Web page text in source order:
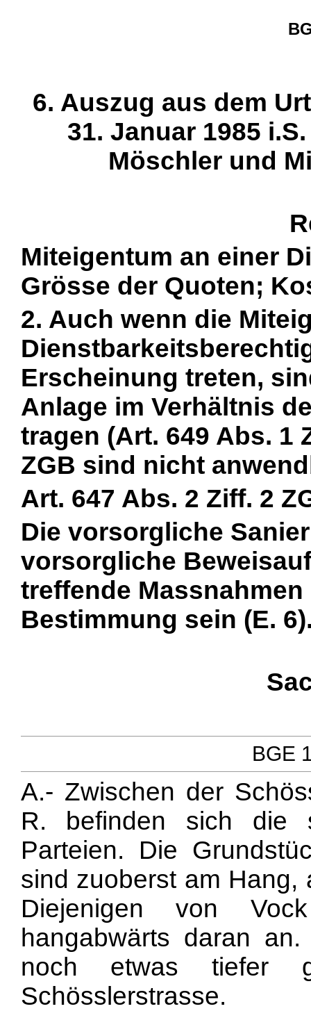
6. Auszug aus dem
31. Januar 1985
Möschler und
Miteigentum an einer
Grösse der Quoten;
2. Auch wenn die
Erscheinung treten,
Anlage im Verhältnis
tragen (Art. 649 Abs. 1
ZGB sind nicht
Art. 647 Abs. 2 Ziff. 2
Die vorsorgliche
vorsorgliche
treffende
Bestimmung sein (E.
BGE
A.- Zwischen der
R. befinden sich die
Parteien. Die
sind zuoberst am Hang,
Diejenigen von
hangabwärts daran
noch etwas tiefer
Schösslerstrasse.